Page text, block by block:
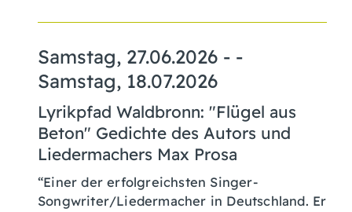
Samstag, 27.06.2026 - -
Samstag, 18.07.2026
Lyrikpfad Waldbronn: "Flügel aus
Beton" Gedichte des Autors und
Liedermachers Max Prosa
“Einer der erfolgreichsten Singer-
Songwriter/Liedermacher in Deutschland. Er